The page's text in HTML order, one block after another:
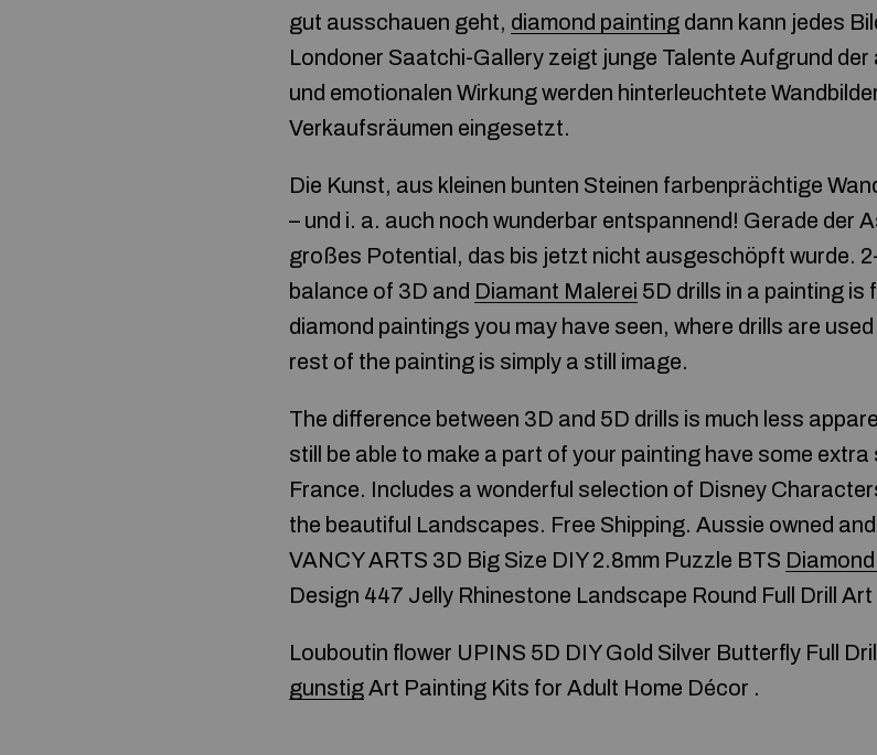
gut ausschauen geht, diamond painting dann kann jedes
Londoner Saatchi-Gallery zeigt junge Talente Aufgrund
und emotionalen Wirkung werden hinterleuchtete
Verkaufsräumen eingesetzt.
Die Kunst, aus kleinen bunten Steinen farbenprächtige
– und i. a. auch noch wunderbar entspannend! Gerade der
großes Potential, das bis jetzt nicht ausgeschöpft wurde.
balance of 3D and Diamant Malerei 5D drills in a painting is
diamond paintings you may have seen, where drills are
rest of the painting is simply a still image.
The difference between 3D and 5D drills is much less
still be able to make a part of your painting have some extra
France. Includes a wonderful selection of Disney
the beautiful Landscapes. Free Shipping. Aussie owned
VANCY ARTS 3D Big Size DIY 2.8mm Puzzle BTS
Design 447 Jelly Rhinestone Landscape Round Full Drill
Louboutin flower UPINS 5D DIY Gold Silver Butterfly Full
gunstigArt Painting Kits for Adult Home Décor .